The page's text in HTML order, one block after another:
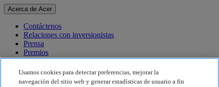
Acerca de Acer
Contáctenos
Relaciones con inversionistas
Prensa
Premios
Eventos
Sostenibilidad
Usamos cookies para detectar preferencias, mejorar la
navegación del sitio web y generar estadísticas de usuario a fin